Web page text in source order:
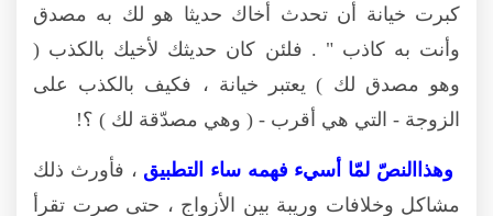
كبرت خيانة أن تحدث أخاك حديثا هو لك به مصدق
وأنت به كاذب " . فلئن كان حديثك لأخيك بالكذب (
وهو مصدق لك ) يعتبر خيانة ، فكيف بالكذب على
الزوجة - التي هي أقرب - ( وهي مصدّقة لك ) ؟!
وهذاالنصّ لمّا أسيء فهمه ساء التطبيق ، فأورث ذلك
مشاكل وخلافات وريبة بين الأزواج ، حتى صرت تقرأ